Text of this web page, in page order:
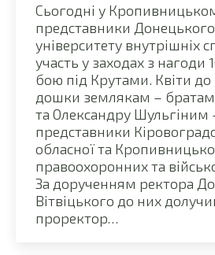
Сьогодні у
представники
університету внутрішніх
участь у заходах з нагоди
бою під Крутами. Квіти до
дошки землякам –
та Олександру Шульгіним
представники
обласної та
правоохоронних та
За дорученням ректора
Вітвіцького до них
проректор…